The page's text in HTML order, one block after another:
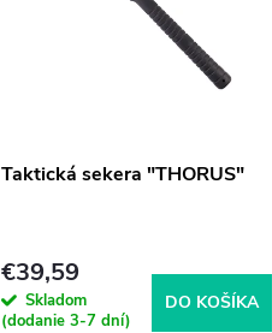
Taktická sekera "THORUS"
€39,59
Skladom
(dodanie 3-7 dní)
DO KOŠÍKA